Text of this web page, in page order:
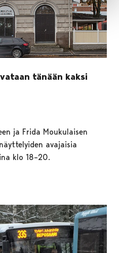
tänään kaksi
ja Frida Moukulaisen
avajaisia
klo 18–20.